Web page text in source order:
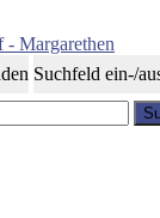
- Margarethen
Suchfeld ein-/